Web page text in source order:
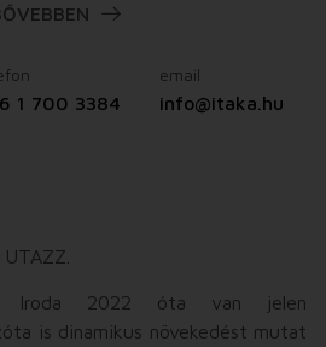
1 700 3384
email
info@itaka.hu
Iroda 2022 óta van jelen
is dinamikus növekedést mutat